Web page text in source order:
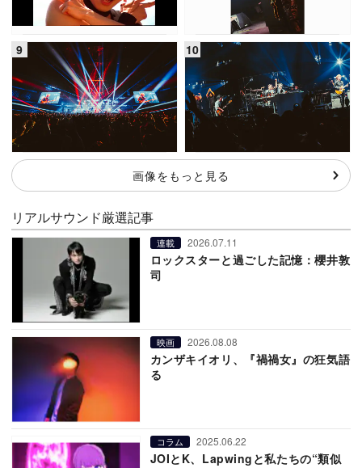
画像をもっと見る
リアルサウンド厳選記事
連載 2026.07.11
ロックスターと過ごした記憶：櫻井敦
司
映画 2026.08.08
カンザキイオリ、『禍禍女』の狂気語
る
コラム 2025.06.22
JOIとK、Lapwingと私たちの“類似